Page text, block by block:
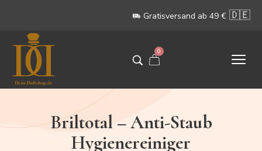
Gratisversand ab 49 €🇩🇪
0
Briltotal – Anti-Staub
Hygienereiniger